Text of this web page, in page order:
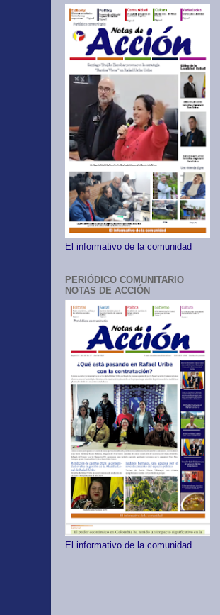
El informativo de la comunidad
PERIÓDICO COMUNITARIO
NOTAS DE ACCIÓN
El informativo de la comunidad